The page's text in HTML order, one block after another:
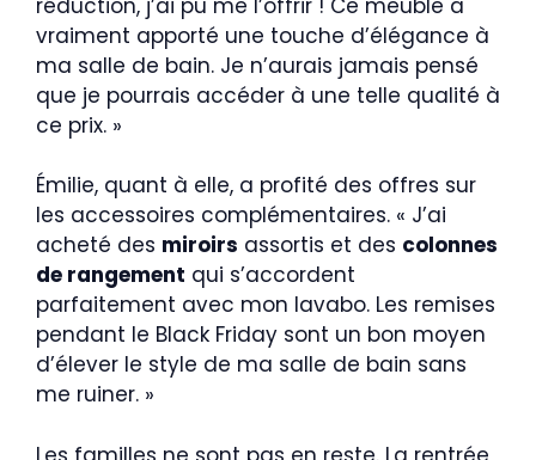
vraiment apporté une touche d’élégance à
ma salle de bain. Je n’aurais jamais pensé
que je pourrais accéder à une telle qualité à
ce prix. »
Émilie, quant à elle, a profité des offres sur
les accessoires complémentaires. « J’ai
acheté des miroirs assortis et des colonnes
de rangement qui s’accordent
parfaitement avec mon lavabo. Les remises
pendant le Black Friday sont un bon moyen
d’élever le style de ma salle de bain sans
me ruiner. »